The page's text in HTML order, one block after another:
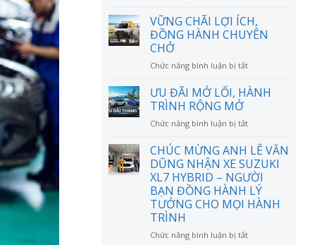
phí
nuôi
Suzuki
mỗi
bao
thực
tiết
kiệm
như
lời
đồn?
VỮNG CHÃI LỢI ÍCH,
ĐỒNG HÀNH CHUYÊN
CHỞ
Chức năng bình luận bị tắtở
CHÃI
ĐỒNG
CHUYÊN
CHỞ
ƯU ĐÃI MỞ LỐI, HÀNH
TRÌNH RỘNG MỞ
Chức năng bình luận bị tắtở
ĐÃI
MỞ
LỐI,
HÀNH
TRÌNH
RỘNG
CHÚC MỪNG ANH LÊ VĂN
DŨNG NHẬN XE SUZUKI
XL7 HYBRID – NGƯỜI
BẠN ĐỒNG HÀNH LÝ
TƯỞNG CHO MỌI HÀNH
TRÌNH
Chức năng bình luận bị tắtở